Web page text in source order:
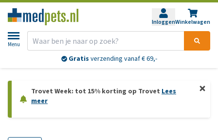
InloggenWinkelwagen
Menu
Gratis verzending vanaf € 69,-
Trovet Week: tot 15% korting op Trovet Lees
meer